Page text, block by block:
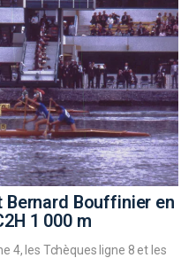
Bouffinier en
1 000 m
4, les Tchèques ligne 8 et les